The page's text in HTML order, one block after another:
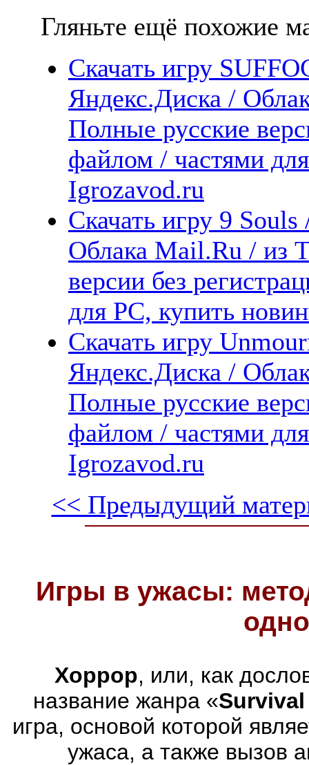
Гляньте ещё похожие
Скачать игру
Яндекс.Диска /
Полные русские
файлом / частями
Igrozavod.ru
Скачать игру 9
Облака Mail.Ru / из
версии без
для PC, купить
Скачать игру
Яндекс.Диска /
Полные русские
файлом / частями
Igrozavod.ru
<< Предыдущий
Игры в ужасы:
Хоррор, или, как
название жанра «
игра, основой которой
ужаса, а также вызов